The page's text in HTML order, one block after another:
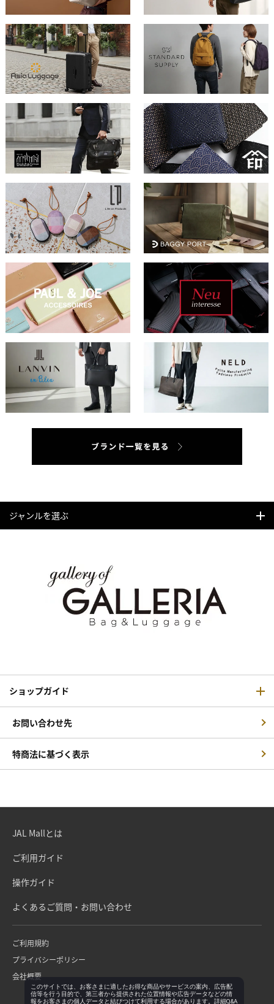
ジャンルを選ぶ
ショップガイド
お問い合わせ先
特商法に基づく表示
JAL Mallとは
ご利用ガイド
操作ガイド
よくあるご質問・お問い合わせ
ご利用規約
プライバシーポリシー
会社概要
このサイトでは、お客さまに適したお得な商品やサービスの案内、広告配
信等を行う目的で、第三者から提供された位置情報や広告データなどの情
報をお客さまの個人データと結びつけて利用する場合があります。詳細Q&A